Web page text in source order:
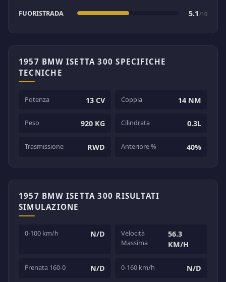
FUORISTRADA 5.1 /10
1957 BMW ISETTA 300 SPECIFICHE
TECNICHE
Potenza 13 CV Coppia 14 NM
Peso 920 KG Cilindrata 0.3L
Trasmissione RWD Anteriore % 40%
1957 BMW ISETTA 300 RISULTATI
SIMULAZIONE
0-100 km/h N/D
Velocità
Massima
56.3
KM/H
Frenata 160-0 N/D 0-160 km/h N/D